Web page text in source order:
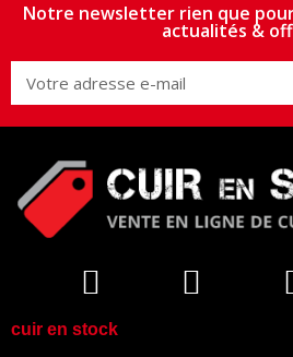
Notre newsletter rien que
actualités &
cuir en stock